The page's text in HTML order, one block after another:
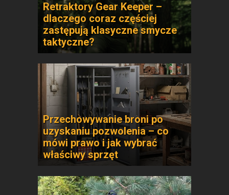
Retraktory Gear Keeper –
dlaczego coraz częściej
zastępują klasyczne smycze
taktyczne?
Przechowywanie broni po
uzyskaniu pozwolenia – co
mówi prawo i jak wybrać
właściwy sprzęt